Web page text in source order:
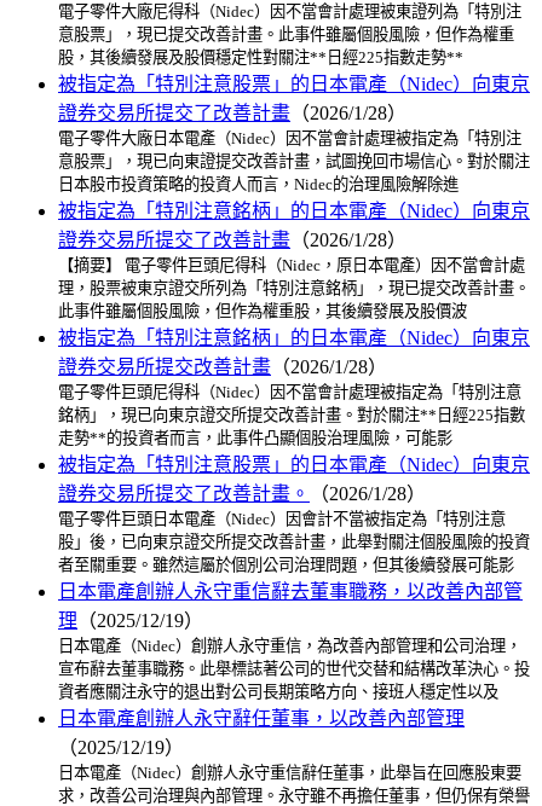
電子零件大廠尼得科（Nidec）因不當會計處理被東證列為「特別注
意股票」，現已提交改善計畫。此事件雖屬個股風險，但作為權重
股，其後續發展及股價穩定性對關注**日經225指數走勢**
被指定為「特別注意股票」的日本電產（Nidec）向東京
證券交易所提交了改善計畫 （2026/1/28）
電子零件大廠日本電產（Nidec）因不當會計處理被指定為「特別注
意股票」，現已向東證提交改善計畫，試圖挽回市場信心。對於關注
日本股市投資策略的投資人而言，Nidec的治理風險解除進
被指定為「特別注意銘柄」的日本電產（Nidec）向東京
證券交易所提交了改善計畫 （2026/1/28）
【摘要】 電子零件巨頭尼得科（Nidec，原日本電產）因不當會計處
理，股票被東京證交所列為「特別注意銘柄」，現已提交改善計畫。
此事件雖屬個股風險，但作為權重股，其後續發展及股價波
被指定為「特別注意銘柄」的日本電產（Nidec）向東京
證券交易所提交改善計畫 （2026/1/28）
電子零件巨頭尼得科（Nidec）因不當會計處理被指定為「特別注意
銘柄」，現已向東京證交所提交改善計畫。對於關注**日經225指數
走勢**的投資者而言，此事件凸顯個股治理風險，可能影
被指定為「特別注意股票」的日本電產（Nidec）向東京
證券交易所提交了改善計畫。
（2026/1/28）
電子零件巨頭日本電產（Nidec）因會計不當被指定為「特別注意
股」後，已向東京證交所提交改善計畫，此舉對關注個股風險的投資
者至關重要。雖然這屬於個別公司治理問題，但其後續發展可能影
日本電產創辦人永守重信辭去董事職務，以改善內部管
理 （2025/12/19）
日本電產（Nidec）創辦人永守重信，為改善內部管理和公司治理，
宣布辭去董事職務。此舉標誌著公司的世代交替和結構改革決心。投
資者應關注永守的退出對公司長期策略方向、接班人穩定性以及
日本電產創辦人永守辭任董事，以改善內部管理
（2025/12/19）
日本電產（Nidec）創辦人永守重信辭任董事，此舉旨在回應股東要
求，改善公司治理與內部管理。永守雖不再擔任董事，但仍保有榮譽